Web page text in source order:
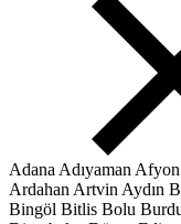
Adana Adıyaman Afyon
Ardahan Artvin Aydın
Bingöl Bitlis Bolu